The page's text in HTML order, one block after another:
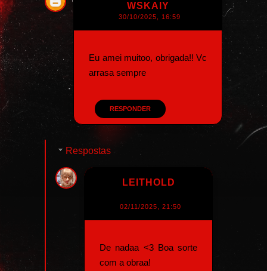
WSKAIY
30/10/2025, 16:59
Eu amei muitoo, obrigada!! Vc
arrasa sempre
RESPONDER
Respostas
LEITHOLD
02/11/2025, 21:50
De nadaa <3 Boa sorte
com a obraa!